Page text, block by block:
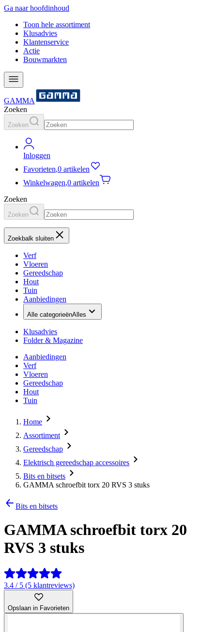
Ga naar hoofdinhoud
Toon hele assortiment
Klusadvies
Klantenservice
Actie
Bouwmarkten
GAMMA
Zoeken
Zoeken
Inloggen
Favorieten,0 artikelen
Winkelwagen,0 artikelen
Zoeken
Zoeken
Zoekbalk sluiten
Verf
Vloeren
Gereedschap
Hout
Tuin
Aanbiedingen
Alle categorieënAlles
Klusadvies
Folder & Magazine
Aanbiedingen
Verf
Vloeren
Gereedschap
Hout
Tuin
Home
Assortiment
Gereedschap
Elektrisch gereedschap accessoires
Bits en bitsets
GAMMA schroefbit torx 20 RVS 3 stuks
Bits en bitsets
GAMMA schroefbit torx 20
RVS 3 stuks
3.4 / 5 (5 klantreviews)
Opslaan in Favorieten